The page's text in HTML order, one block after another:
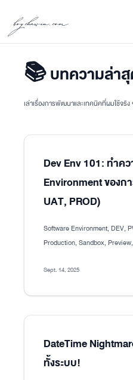
boychawin.com
📚 บทความล่า
เล่าเรื่องการพัฒนาและเทคนิคที่ผมใช้จริง
Dev Env 101: ทำคว
Environment ของ
UAT, PROD)
Software Environment, DEV,
Production, Sandbox,
Sept. 14, 2025
DateTime
ทั้งระบบ!